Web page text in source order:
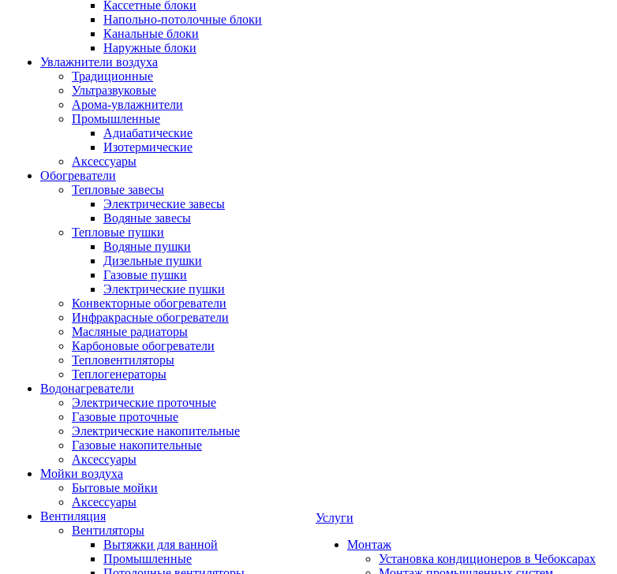
Кассетные блоки
Напольно-потолочные блоки
Канальные блоки
Наружные блоки
Увлажнители воздуха
Традиционные
Ультразвуковые
Арома-увлажнители
Промышленныe
Адиабатические
Изотермические
Аксессуары
Обогреватели
Тепловые завесы
Электрические завесы
Водяные завесы
Тепловые пушки
Водяные пушки
Дизельные пушки
Газовые пушки
Электрические пушки
Конвекторные обогреватели
Инфракрасные обогреватели
Масляные радиаторы
Карбоновые обогреватели
Тепловентиляторы
Теплогенераторы
Водонагреватели
Электрические проточные
Газовые проточные
Электрические накопительные
Газовые накопительные
Аксессуары
Мойки воздуха
Бытовые мойки
Аксессуары
Вентиляция
Вентиляторы
Вытяжки для ванной
Промышленные
Услуги
Монтаж
Установка кондиционеров в Чебоксарах